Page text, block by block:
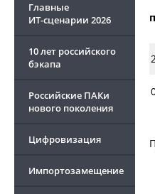
Главные
ИТ-сценарии 2026
10 лет российского
бэкапа
Российские ПАКи
нового поколения
Цифровизация
Импортозамещение